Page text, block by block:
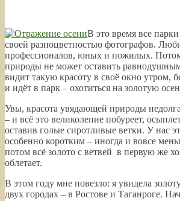
В это время все
своей разноцветностью фотографов.
профессионалов, юных и пожилых.
природы не может оставить
видит такую красоту в своё окно утром,
и идёт в парк – охотиться на золотую
Увы, красота увядающей природы
– и всё это великолепие побуреет,
оставив голые сиротливые ветки. У нас
особенно коротким – иногда и вовсе
потом всё золото с ветвей в первую же
облетает.
В этом году мне повезло: я увидела
двух городах – в Ростове и Таганроге.